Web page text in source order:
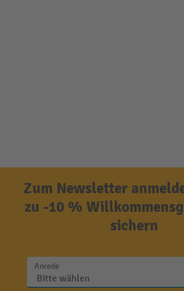
Zum Newsletter
zu -10 %
sichern
Anrede